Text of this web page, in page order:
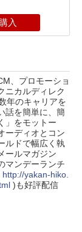
入
、プロモーショ
ニカルディレク
年のキャリアを
話を簡単に、簡
」をモットー
ーディオとコン
ルドで幅広く執
ールマガジン
マンデーランチ
http://yakan-hiko.
)も好評配信